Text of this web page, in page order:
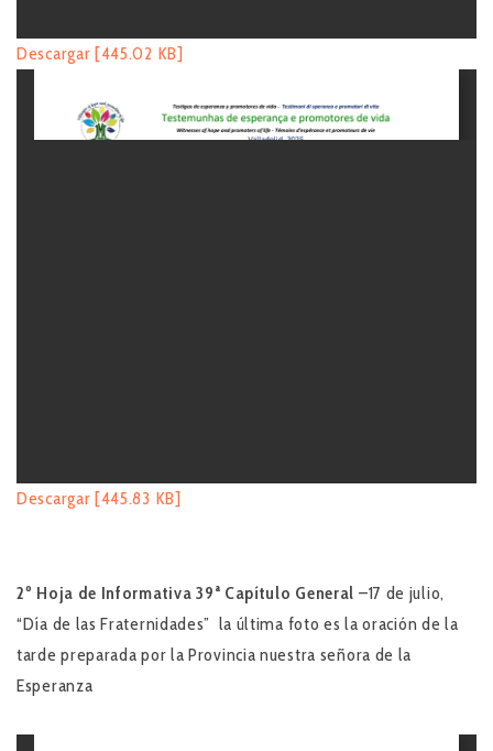
Descargar [445.02 KB]
Descargar [445.83 KB]
2º Hoja de Informativa39ª Capítulo General –17 de julio,
“Día de las Fraternidades” la última foto es la oración de la
tarde preparada por la Provincia nuestra señora de la
Esperanza